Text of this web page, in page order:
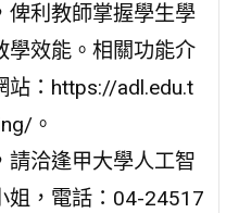
俾利教師掌握學生學
學效能。相關功能介
站：https://adl.edu.t
。
請洽逢甲大學人工智
姐，電話：04-24517